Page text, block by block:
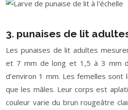
3. punaises de lit
Les punaises de lit adultes
et 7 mm de long et 1,5 à 3 mm
d’environ 1 mm. Les femelles
que les mâles. Leur corps est
couleur varie du brun rougeâtre